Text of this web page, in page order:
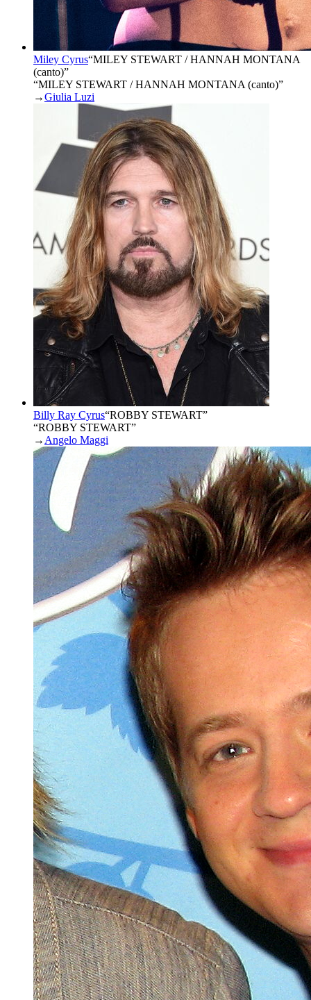
Miley Cyrus“MILEY STEWART / HANNAH MONTANA
(canto)”
“MILEY STEWART / HANNAH MONTANA (canto)”
→Giulia Luzi
Billy Ray Cyrus“ROBBY STEWART”
“ROBBY STEWART”
→ Angelo Maggi